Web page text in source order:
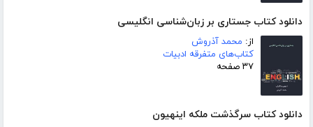
دانلود کتاب جستاری بر زبان‌شناسی انگلیسی
از: محمد آذروش
کتاب‌های متفرقه ادبیات
۳۷ صفحه
دانلود کتاب سرگذشت ملکه اینهیون